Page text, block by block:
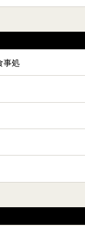
事処